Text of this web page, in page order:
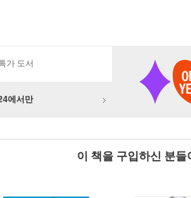
가 도서
에서만
이 책을 구입하신 분